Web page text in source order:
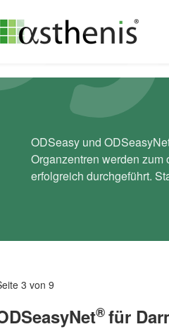
ODSeasy und
Organzentren werden
erfolgreich durchgeführt.
3 von 9
®für